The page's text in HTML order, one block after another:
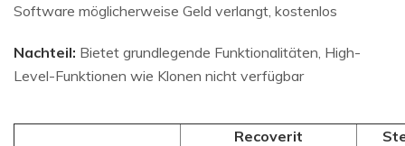
Software möglicherweise Geld verlangt, kostenlos
Nachteil: Bietet grundlegende Funktionalitäten, High-
Level-Funktionen wie Klonen nicht verfügbar
Recoverit